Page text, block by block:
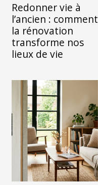
Redonner vie à
l’ancien : comment
la rénovation
transforme nos
lieux de vie